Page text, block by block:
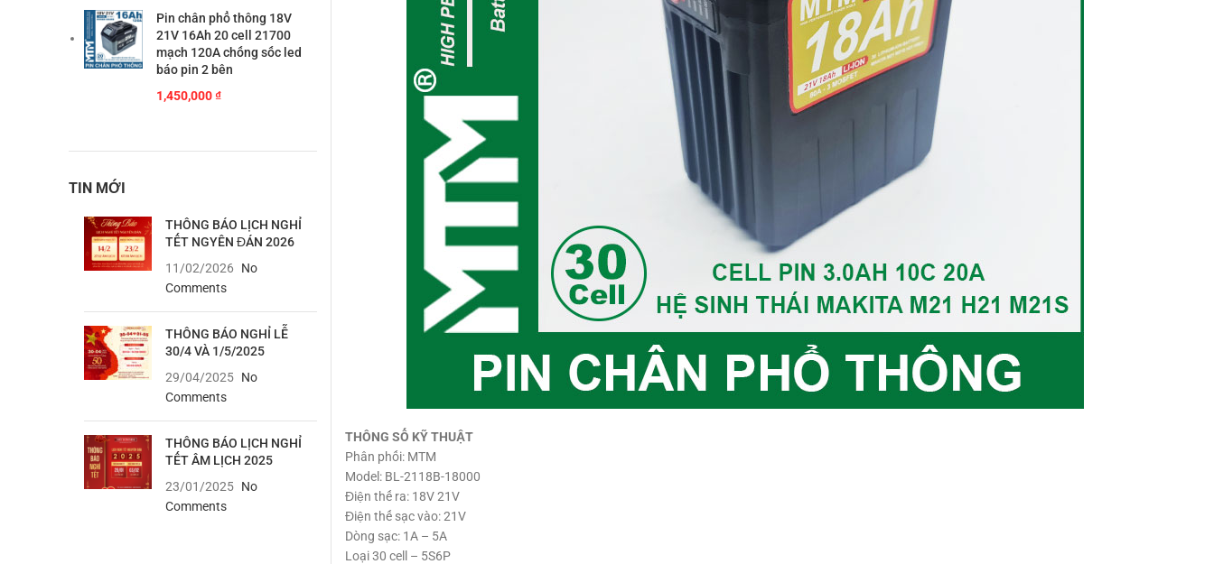
THÔNG SỐ KỸ THUẬT
Phân phối: MTM
Model: BL-2118B-18000
Điện thế ra: 18V 21V
Điện thế sạc vào: 21V
Dòng sạc: 1A – 5A
Loại 30 cell – 5S6P
65,000 ₫.
tại
là:
45,000 ₫.
Pin chân phổ thông 18V
21V 16Ah 20 cell 21700
mạch 120A chống sốc led
báo pin 2 bên
1,450,000₫
TIN MỚI
THÔNG BÁO LỊCH NGHỈ
TẾT NGYÊN ĐÁN 2026
11/02/2026
No
Comments
THÔNG BÁO NGHỈ LỄ
30/4 VÀ 1/5/2025
29/04/2025 No
Comments
THÔNG BÁO LỊCH NGHỈ
TẾT ÂM LỊCH 2025
23/01/2025 No
Comments